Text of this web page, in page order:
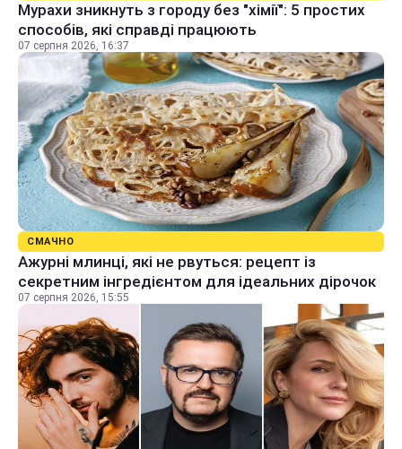
Мурахи зникнуть з городу без "хімії": 5 простих
способів, які справді працюють
07 серпня 2026, 16:37
СМАЧНО
Ажурні млинці, які не рвуться: рецепт із
секретним інгредієнтом для ідеальних дірочок
07 серпня 2026, 15:55